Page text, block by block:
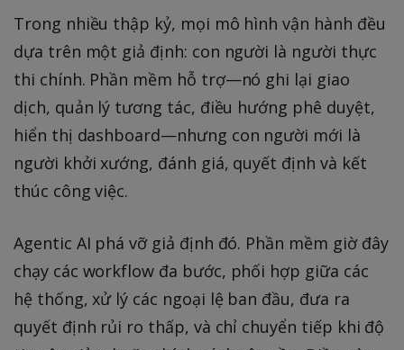
Trong nhiều thập kỷ, mọi mô hình vận hành đều
dựa trên một giả định: con người là người thực
thi chính. Phần mềm hỗ trợ—nó ghi lại giao
dịch, quản lý tương tác, điều hướng phê duyệt,
hiển thị dashboard—nhưng con người mới là
người khởi xướng, đánh giá, quyết định và kết
thúc công việc.
Agentic AI phá vỡ giả định đó. Phần mềm giờ đây
chạy các workflow đa bước, phối hợp giữa các
hệ thống, xử lý các ngoại lệ ban đầu, đưa ra
quyết định rủi ro thấp, và chỉ chuyển tiếp khi độ